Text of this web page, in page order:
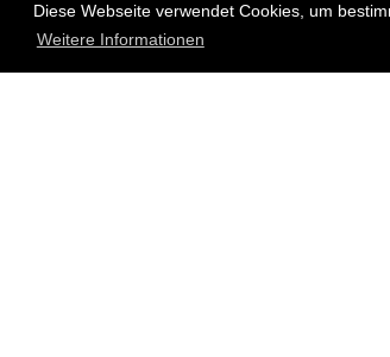
Diese Webseite verwendet Cookies, um
Weitere Informationen